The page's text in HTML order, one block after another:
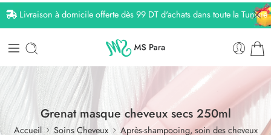
Livraison à domicile offerte dès 99 DT d'achats dans toute la Tunisie
Grenat masque cheveux secs 250ml
Accueil Soins Cheveux Après-shampooing, soin des cheveux